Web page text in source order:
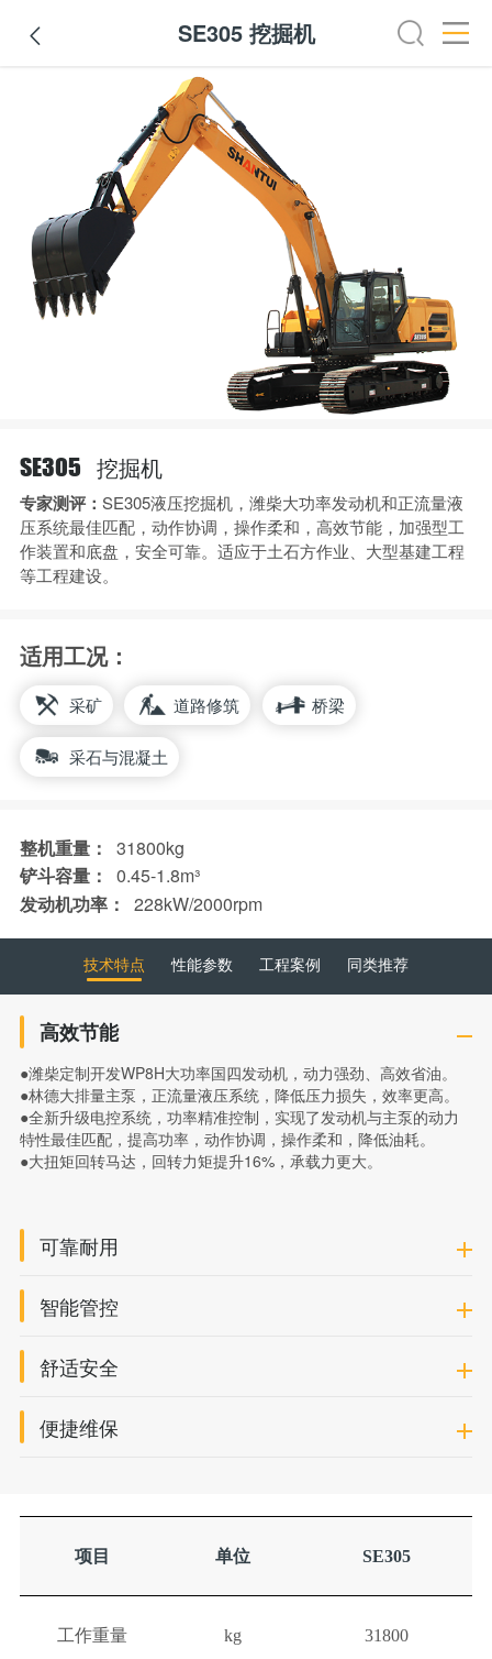
 SE305 挖掘机
SE305 挖掘机
专家测评： SE305液压挖掘机，潍柴大功率发动机和正流量液
压系统最佳匹配，动作协调，操作柔和，高效节能，加强型工
作装置和底盘，安全可靠。适应于土石方作业、大型基建工程
等工程建设。
适用工况：
采矿 道路修筑 桥梁
采石与混凝土
整机重量：
31800kg
铲斗容量：
0.45-1.8m³
发动机功率：
228kW/2000rpm
技术特点 性能参数 工程案例 同类推荐
高效节能
●潍柴定制开发WP8H大功率国四发动机，动力强劲、高效省油。
●林德大排量主泵，正流量液压系统，降低压力损失，效率更高。
●全新升级电控系统，功率精准控制，实现了发动机与主泵的动力
特性最佳匹配，提高功率，动作协调，操作柔和，降低油耗。
●大扭矩回转马达，回转力矩提升16%，承载力更大。
可靠耐用
智能管控
舒适安全
便捷维保
项目 单位 SE305
工作重量 kg 31800